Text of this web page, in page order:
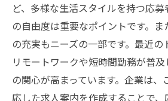
ど、多様な生活スタイルを持つ応
の自由度は重要なポイントです。
の充実もニーズの一部です。最近の
リモートワークや短時間勤務が普
の関心が高まっています。企業は、
応した求人案内を作成することで